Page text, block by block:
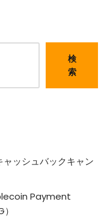
検
索
ャッシュバックキャン
Payment